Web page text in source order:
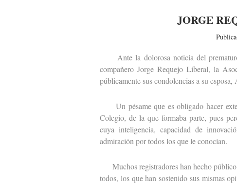
JORGE
Ante la dolorosa noticia del
compañero Jorge Requejo Liberal, la
públicamente sus condolencias a su
Un pésame que es obligado hacer
Colegio, de la que formaba parte, pues
cuya inteligencia, capacidad de
admiración por todos los que le conocían.
Muchos registradores han hecho público
todos, los que han sostenido sus mismas